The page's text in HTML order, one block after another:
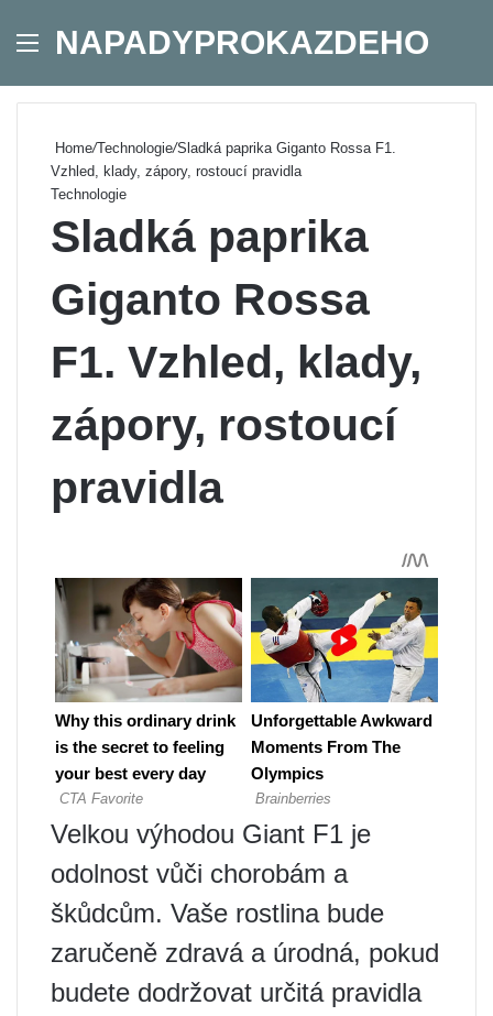
Menu
NAPADYPROKAZDEHO
Home/Technologie/Sladká paprika Giganto Rossa F1.
Vzhled, klady, zápory, rostoucí pravidla
Technologie
Sladká paprika
Giganto Rossa
F1. Vzhled, klady,
zápory, rostoucí
pravidla
Velkou výhodou Giant F1 je
odolnost vůči chorobám a
škůdcům. Vaše rostlina bude
zaručeně zdravá a úrodná, pokud
budete dodržovat určitá pravidla